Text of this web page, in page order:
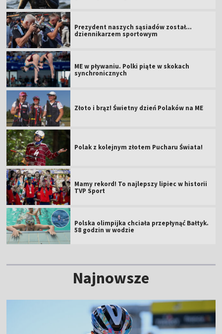
Prezydent naszych sąsiadów został...
dziennikarzem sportowym
ME w pływaniu. Polki piąte w skokach
synchronicznych
Złoto i brąz! Świetny dzień Polaków na ME
Polak z kolejnym złotem Pucharu Świata!
Mamy rekord! To najlepszy lipiec w historii
TVP Sport
Polska olimpijka chciała przepłynąć Bałtyk.
58 godzin w wodzie
Najnowsze